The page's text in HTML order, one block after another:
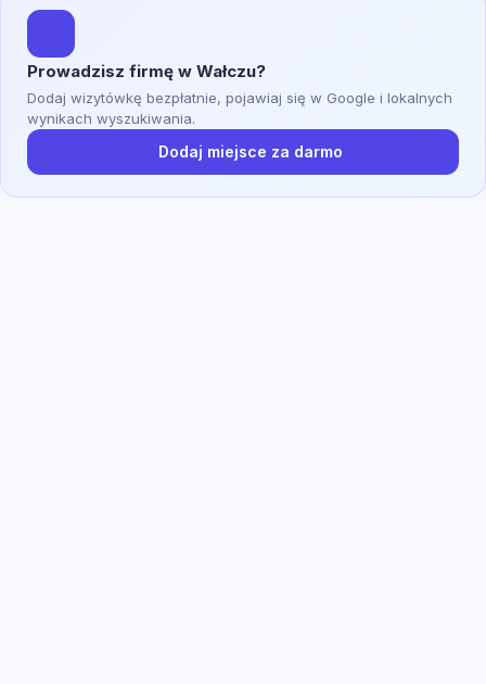
Prowadzisz firmę w Wałczu?
Dodaj wizytówkę bezpłatnie, pojawiaj się w Google i lokalnych
wynikach wyszukiwania.
Dodaj miejsce za darmo